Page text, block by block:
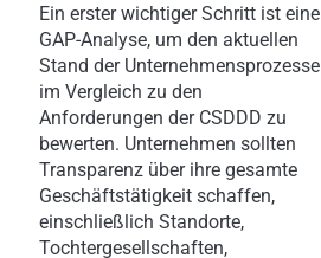
Ein erster wichtiger Schritt ist eine
GAP-Analyse, um den aktuellen
Stand der Unternehmensprozesse
im Vergleich zu den
Anforderungen der CSDDD zu
bewerten. Unternehmen sollten
Transparenz über ihre gesamte
Geschäftstätigkeit schaffen,
einschließlich Standorte,
Tochtergesellschaften,